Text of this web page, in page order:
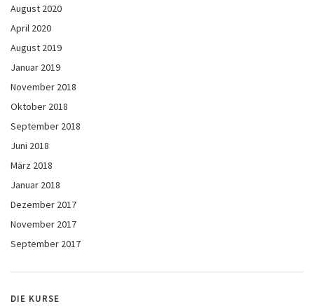
August 2020
April 2020
August 2019
Januar 2019
November 2018
Oktober 2018
September 2018
Juni 2018
März 2018
Januar 2018
Dezember 2017
November 2017
September 2017
DIE KURSE